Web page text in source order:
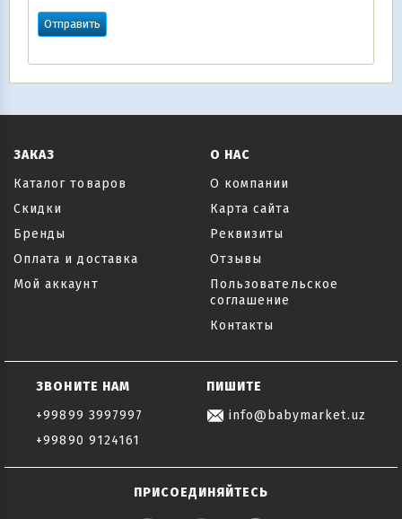
ЗАКАЗ
Каталог товаров
Скидки
Бренды
Оплата и доставка
Мой аккаунт
О НАС
О компании
Карта сайта
Реквизиты
Отзывы
Пользовательское
соглашение
Контакты
ЗВОНИТЕ НАМ
+99899 3997997
+99890 9124161
ПИШИТЕ
info@babymarket.uz
ПРИСОЕДИНЯЙТЕСЬ